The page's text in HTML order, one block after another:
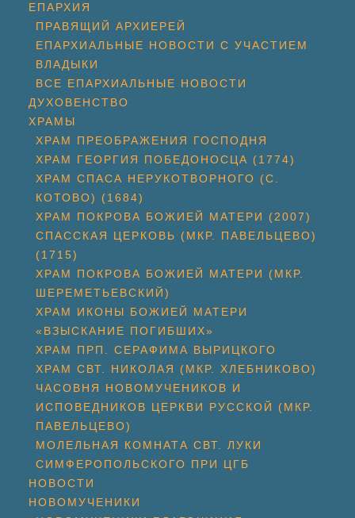
ЕПАРХИЯ
ПРАВЯЩИЙ АРХИЕРЕЙ
ЕПАРХИАЛЬНЫЕ НОВОСТИ С УЧАСТИЕМ
ВЛАДЫКИ
ВСЕ ЕПАРХИАЛЬНЫЕ НОВОСТИ
ДУХОВЕНСТВО
ХРАМЫ
ХРАМ ПРЕОБРАЖЕНИЯ ГОСПОДНЯ
ХРАМ ГЕОРГИЯ ПОБЕДОНОСЦА (1774)
ХРАМ СПАСА НЕРУКОТВОРНОГО (С.
КОТОВО) (1684)
ХРАМ ПОКРОВА БОЖИЕЙ МАТЕРИ (2007)
СПАССКАЯ ЦЕРКОВЬ (МКР. ПАВЕЛЬЦЕВО)
(1715)
ХРАМ ПОКРОВА БОЖИЕЙ МАТЕРИ (МКР.
ШЕРЕМЕТЬЕВСКИЙ)
ХРАМ ИКОНЫ БОЖИЕЙ МАТЕРИ
«ВЗЫСКАНИЕ ПОГИБШИХ»
ХРАМ ПРП. СЕРАФИМА ВЫРИЦКОГО
ХРАМ СВТ. НИКОЛАЯ (МКР. ХЛЕБНИКОВО)
ЧАСОВНЯ НОВОМУЧЕНИКОВ И
ИСПОВЕДНИКОВ ЦЕРКВИ РУССКОЙ (МКР.
ПАВЕЛЬЦЕВО)
МОЛЕЛЬНАЯ КОМНАТА СВТ. ЛУКИ
СИМФЕРОПОЛЬСКОГО ПРИ ЦГБ
НОВОСТИ
НОВОМУЧЕНИКИ